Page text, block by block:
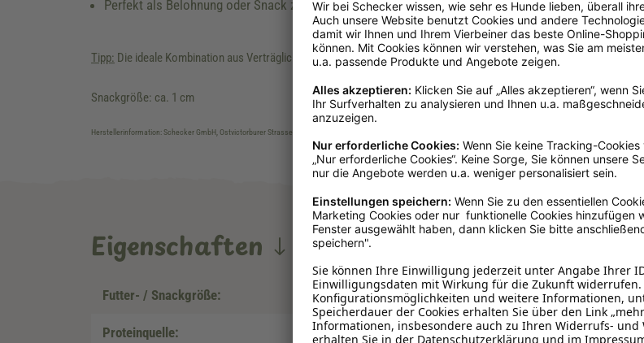
Perfekt als Belohnung oder Snack zwischendurch
Tipp: Die ideale Kombination aus Verträglichkeit, Geschmack und Nährwert – auch für Hunde mit empfindlichem Magen.
Snackgröße: ca. 1 cm
Herstellerinformation: Schecker GmbH, Ostvictorburer Strasse 109, DE-26624, Südbrookmerland, info@schecker.de
Eigenschaften
Futter- / Snackgröße: 0 - 5 cm
Proteinquelle: Geflügel